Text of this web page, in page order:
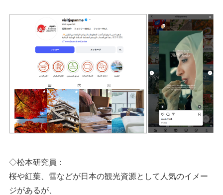
◇松本研究員：
桜や紅葉、雪などが日本の観光資源として人気のイメー
ジがあるが、